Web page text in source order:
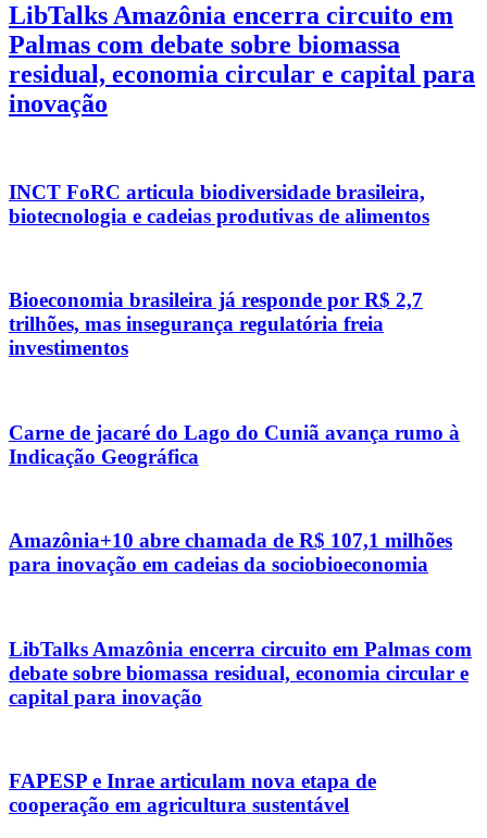
LibTalks Amazônia encerra circuito em
Palmas com debate sobre biomassa
residual, economia circular e capital para
inovação
INCT FoRC articula biodiversidade brasileira,
biotecnologia e cadeias produtivas de alimentos
Bioeconomia brasileira já responde por R$ 2,7
trilhões, mas insegurança regulatória freia
investimentos
Carne de jacaré do Lago do Cuniã avança rumo à
Indicação Geográfica
Amazônia+10 abre chamada de R$ 107,1 milhões
para inovação em cadeias da sociobioeconomia
LibTalks Amazônia encerra circuito em Palmas com
debate sobre biomassa residual, economia circular e
capital para inovação
FAPESP e Inrae articulam nova etapa de
cooperação em agricultura sustentável